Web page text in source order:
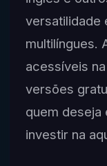
versatilidade
multilíngues.
acessíveis
versões
quem deseja
investir na